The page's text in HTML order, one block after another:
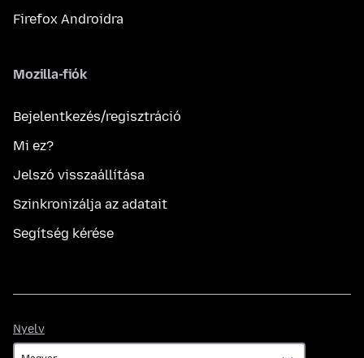
Firefox Androidra
Mozilla-fiók
Bejelentkezés/regisztráció
Mi ez?
Jelszó visszaállítása
Szinkronizálja az adatait
Segítség kérése
Nyelv